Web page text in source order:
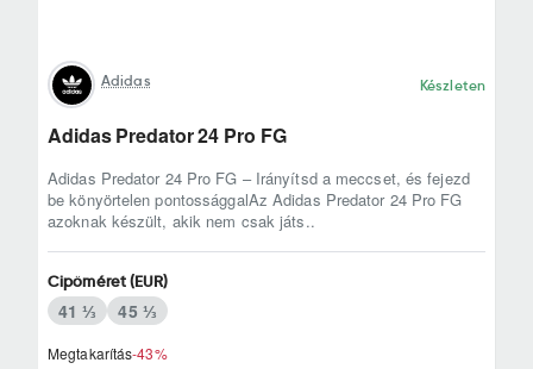
Adidas Készleten
Adidas Predator 24 Pro FG
Adidas Predator 24 Pro FG – Irányítsd a meccset, és fejezd
be könyörtelen pontossággalAz Adidas Predator 24 Pro FG
azoknak készült, akik nem csak játs..
Megtakarítás-43%
Cipőméret (EUR)
41 ⅓ 45 ⅓